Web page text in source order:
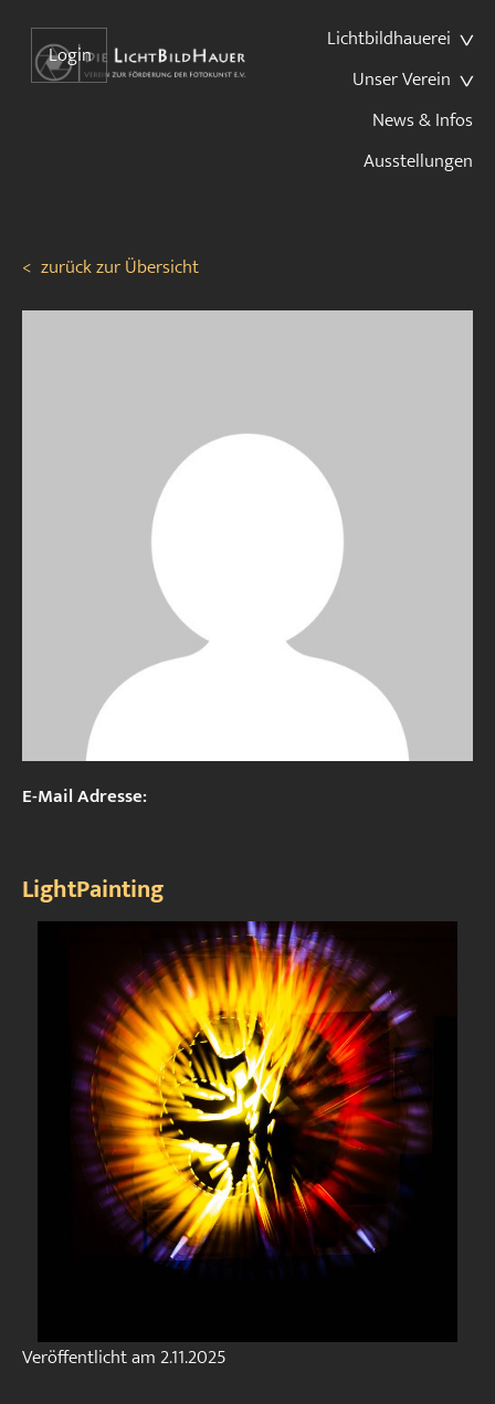
Lichtbildhauerei
Unser Verein
News & Infos
Ausstellungen
Login
< zurück zur Übersicht
E-Mail Adresse:
LightPainting
Veröffentlicht am2.11.2025